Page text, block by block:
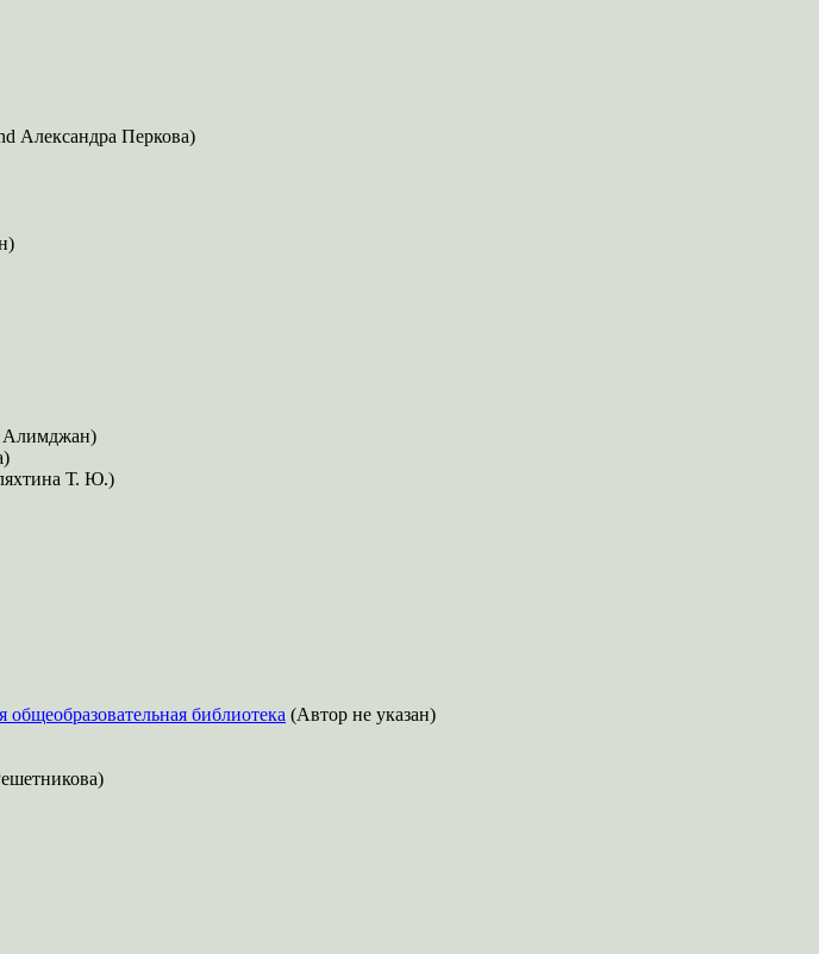
Александра Перкова)
Алимджан)
Т. Ю.)
библиотека (Автор не указан)